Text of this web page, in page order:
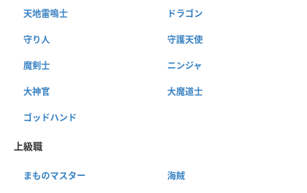
天地雷鳴士 ドラゴン
守り人 守護天使
魔剣士 ニンジャ
大神官 大魔道士
ゴッドハンド
上級職
まものマスター 海賊